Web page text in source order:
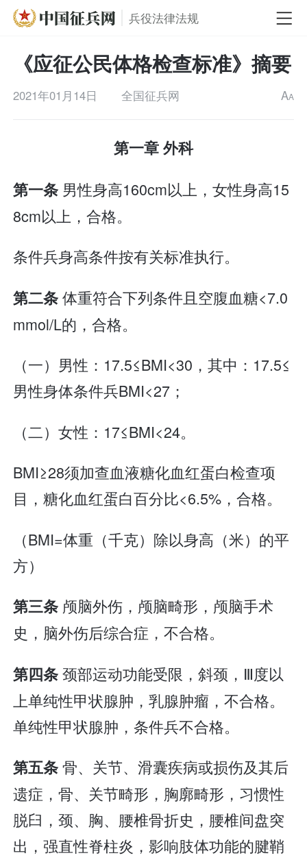
兵役法律法规
《应征公民体格检查标准》摘要
2021年01月14日 全国征兵网 AA
第一章 外科
第一条 男性身高160cm以上，女性身高15
8cm以上，合格。
条件兵身高条件按有关标准执行。
第二条体重符合下列条件且空腹血糖<7.0
mmol/L的，合格。
（一）男性：17.5≤BMI<30，其中：17.5≤
男性身体条件兵BMI<27；
（二）女性：17≤BMI<24。
BMI≥28须加查血液糖化血红蛋白检查项
目，糖化血红蛋白百分比<6.5%，合格。
（BMI=体重（千克）除以身高（米）的平
方）
第三条 颅脑外伤，颅脑畸形，颅脑手术
史，脑外伤后综合症，不合格。
第四条颈部运动功能受限，斜颈，Ⅲ度以
上单纯性甲状腺肿，乳腺肿瘤，不合格。
单纯性甲状腺肿，条件兵不合格。
第五条骨、关节、滑囊疾病或损伤及其后
遗症，骨、关节畸形，胸廓畸形，习惯性
脱臼，颈、胸、腰椎骨折史，腰椎间盘突
出，强直性脊柱炎，影响肢体功能的腱鞘